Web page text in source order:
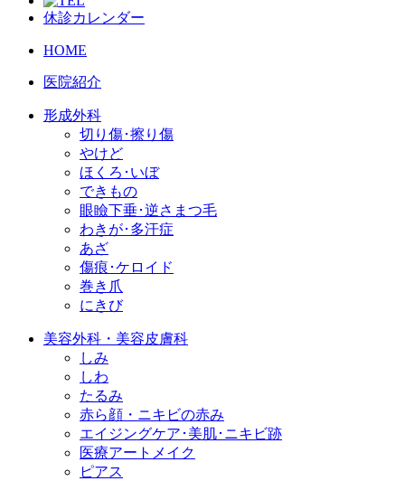
休診カレンダー
HOME
医院紹介
形成外科
切り傷･擦り傷
やけど
ほくろ･いぼ
できもの
眼瞼下垂･逆さまつ毛
わきが･多汗症
あざ
傷痕･ケロイド
巻き爪
にきび
美容外科・美容皮膚科
しみ
しわ
たるみ
赤ら顔・ニキビの赤み
エイジングケア･美肌･ニキビ跡
医療アートメイク
ピアス